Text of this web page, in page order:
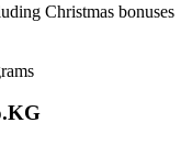
Christmas bonuses